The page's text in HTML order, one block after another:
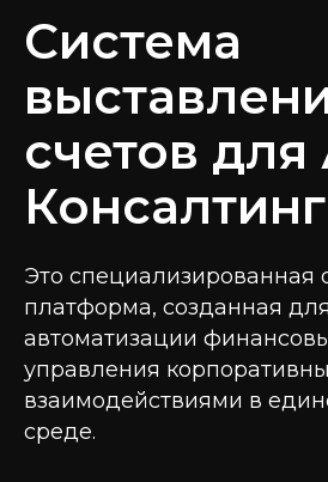
Система
счетов
Консалтинг
Это специализированная
платформа, созданная
автоматизации
управления
взаимодействиями в
среде.